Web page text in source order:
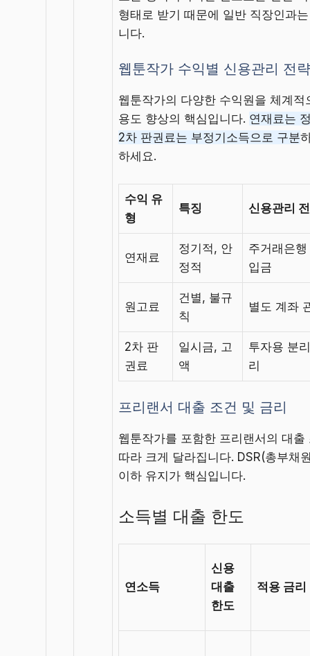
형태로 받기 때문에 일반 직장인과
니다.
웹툰작가 수익별 신용관리 전략
웹툰작가의 다양한 수익원을 체계
용도 향상의 핵심입니다. 연재료는
2차 판권료는 부정기소득으로 구분
하세요.
수익 유
형
특징 신용관리
연재료
정기적, 안
정적
주거래은
입금
원고료
건별, 불규
칙
별도 계좌
2차 판
권료
일시금, 고
액
투자용 분
리
프리랜서 대출 조건 및 금리
웹툰작가를 포함한 프리랜서의 대
따라 크게 달라집니다. DSR(총부채
이하 유지가 핵심입니다.
소득별 대출 한도
연소득
신용
대출
한도
적용 금리